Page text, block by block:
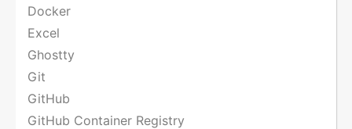
Docker
Excel
Ghostty
Git
GitHub
GitHub Container Registry